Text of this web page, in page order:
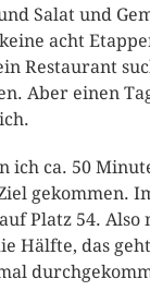
Salat und
acht
Restaurant
Aber einen
ich ca. 50
gekommen.
Platz 54. Also
Hälfte, das